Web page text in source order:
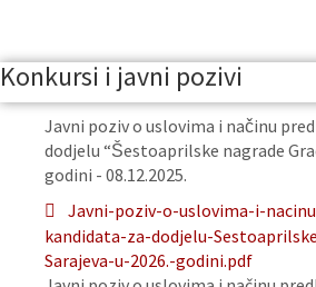
Konkursi i javni pozivi
Javni poziv o uslovima i načinu
dodjelu “Šestoaprilske nagrade
godini - 08.12.2025.
Javni-poziv-o-uslovima-i-
kandidata-za-dodjelu-
Sarajeva-u-2026.-godini.pdf